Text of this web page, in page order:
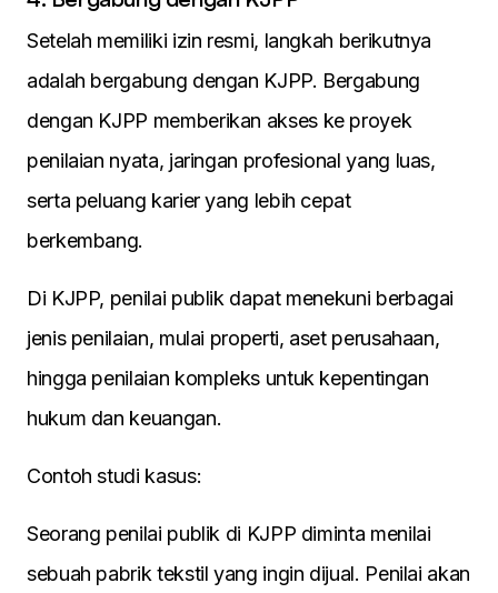
Setelah memiliki izin resmi, langkah berikutnya
adalah bergabung dengan KJPP. Bergabung
dengan KJPP memberikan akses ke proyek
penilaian nyata, jaringan profesional yang luas,
serta peluang karier yang lebih cepat
berkembang.
Di KJPP, penilai publik dapat menekuni berbagai
jenis penilaian, mulai properti, aset perusahaan,
hingga penilaian kompleks untuk kepentingan
hukum dan keuangan.
Contoh studi kasus:
Seorang penilai publik di KJPP diminta menilai
sebuah pabrik tekstil yang ingin dijual. Penilai akan